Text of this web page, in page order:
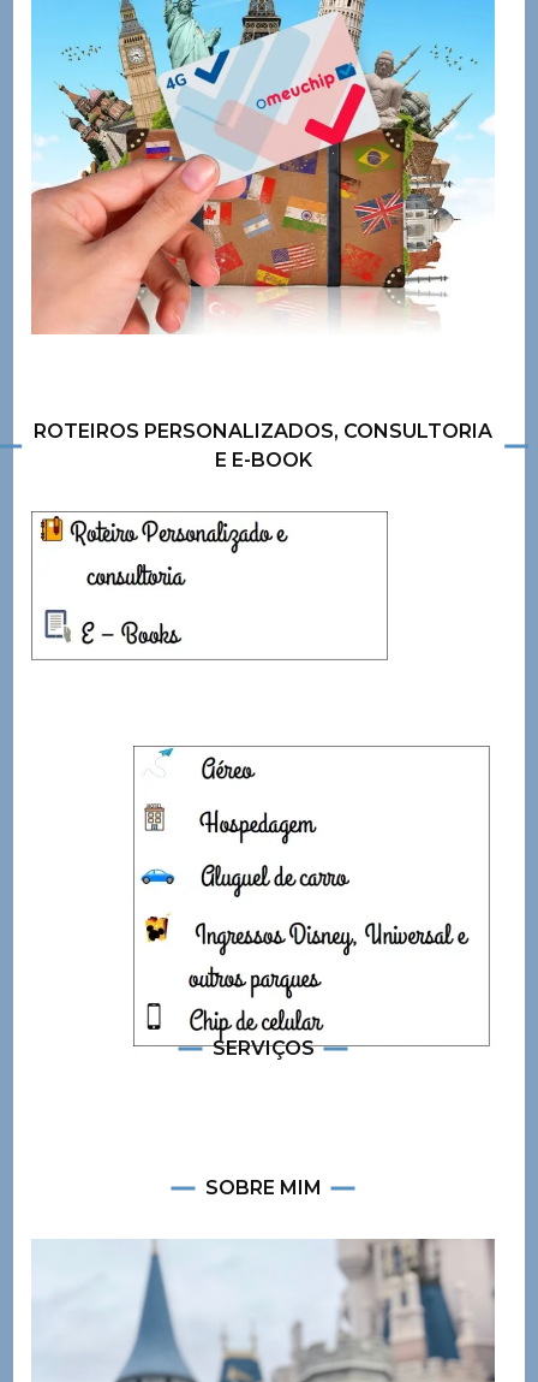
ROTEIROS PERSONALIZADOS, CONSULTORIA
E E-BOOK
SERVIÇOS
SOBRE MIM